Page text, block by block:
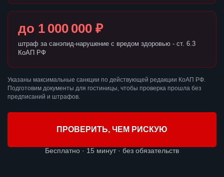
до 1 000 000 ₽
штраф за санэпид-нарушение с вредом здоровью - ст. 6.3
КоАП РФ
Указаны максимальные санкции по действующей редакции КоАП РФ.
Подготовим документы для гостиницы, чтобы проверка прошла без
предписаний и штрафов.
ПРОВЕРИТЬ, ЧЕМ РИСКУЮ
Бесплатно · 15 минут · без обязательств